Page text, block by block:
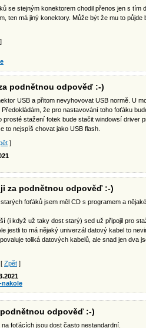
se stejným konektorem chodil přenos jen s tím
ten má jiný konektory. Může být že mu to
]
podnětnou odpověď :-)
USB a přitom nevyhovovat USB normě. U
Předokládám, že pro nastavování toho foťáku
prosté stažení fotek bude stačit windowsí driver
to nejspíš chovat jako USB flash.
]
za podnětnou odpověď :-)
foťáků jsem měl CD s programem a
(i když už taky dost starý) sed už připojil pro
jestli to má nějaký univerzál datový kabel to
toliká datových kabelů, ale snad jen dva
Zpět ]
nakole
odpověď :-)
foťácích jsou dost často nestandardní.